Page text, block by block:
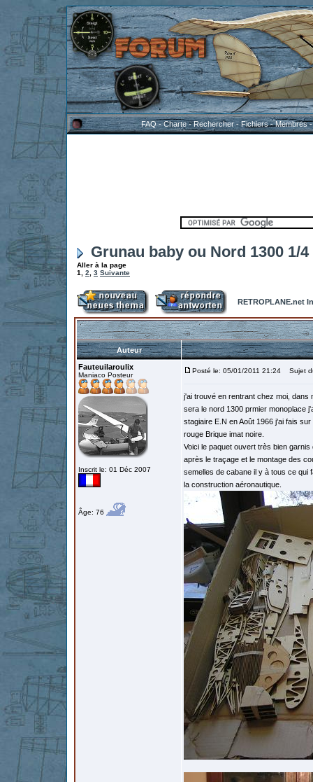
FAQ-Charte-Rechercher-Fichiers-Membres
Grunau baby ou Nord 1300 1/
Aller à la page
1
2 3 Suivante
RETROPLANE.net
Auteur
Fauteuilaroulix
Maniaco Posteur
Inscrit le: 01 Déc 2007
Âge: 76
Posté le: 05/01/2011 21:24 Sujet
j'ai trouvé en rentrant chez moi, dans
sera le nord 1300 prmier monoplace
stagiaire E.N en Août 1966 j'ai fais
rouge Brique imat noire.
Voici le paquet ouvert très bien
après le traçage et le montage des
semelles de cabane il y à tous ce qui
la construction aéronautique.